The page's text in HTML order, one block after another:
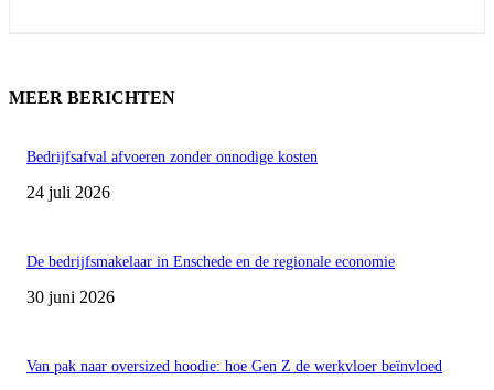
MEER BERICHTEN
Bedrijfsafval afvoeren zonder onnodige kosten
24 juli 2026
De bedrijfsmakelaar in Enschede en de regionale economie
30 juni 2026
Van pak naar oversized hoodie: hoe Gen Z de werkvloer beïnvloed